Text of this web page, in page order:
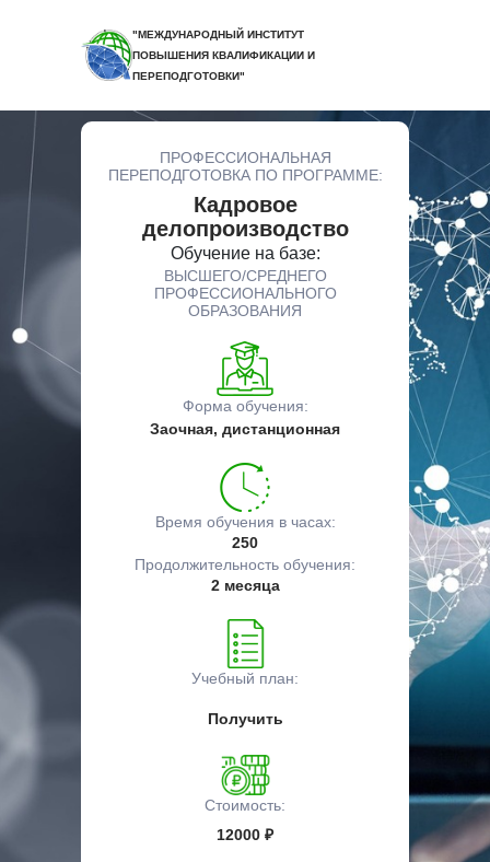
"МЕЖДУНАРОДНЫЙ ИНСТИТУТ
ПОВЫШЕНИЯ КВАЛИФИКАЦИИ И
ПЕРЕПОДГОТОВКИ"
ПРОФЕССИОНАЛЬНАЯ
ПЕРЕПОДГОТОВКА ПО ПРОГРАММЕ:
Кадровое
делопроизводство
Обучение на базе:
ВЫСШЕГО/СРЕДНЕГО
ПРОФЕССИОНАЛЬНОГО
ОБРАЗОВАНИЯ
Форма обучения:
Заочная, дистанционная
Время обучения в часах:
250
Продолжительность обучения:
2 месяца
Учебный план:
Получить
Стоимость:
12000 ₽